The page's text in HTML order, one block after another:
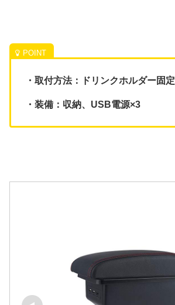
・取付方法：ドリンクホルダー固定
・装備：収納、USB電源×3